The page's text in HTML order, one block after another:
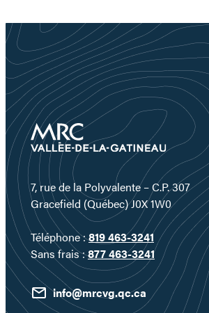
7, rue de la Polyvalente – C.P. 307
Gracefield (Québec) J0X 1W0
Téléphone :819 463-3241
Sans frais :877 463-3241
info@mrcvg.qc.ca